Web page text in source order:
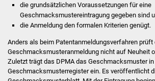
Stadtwerke
die grundsätzlichen Voraussetzungen für eine
Geschmacksmustereintragung gegeben sind
die Anmeldung den formalen Kriterien genügt.
Anders als beim Patentanmeldungsverfahren prüft
Geschmacksmusteranmeldung nicht auf Neuheit
Zuletzt trägt das DPMA das Geschmacksmuster in
Geschmacksmusterregister ein. Es veröffentlicht